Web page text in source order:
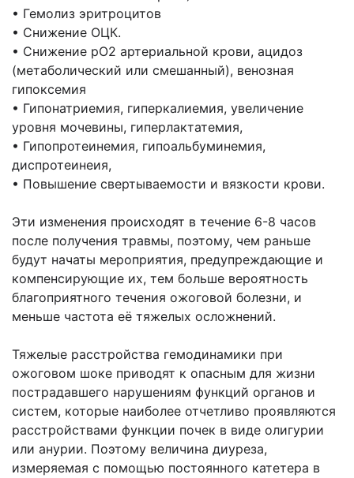
• Гемолиз эритроцитов
• Снижение ОЦК.
• Снижение рО2 артериальной крови, ацидоз
(метаболический или смешанный), венозная
гипоксемия
• Гипонатриемия, гиперкалиемия, увеличение
уровня мочевины, гиперлактатемия,
• Гипопротеинемия, гипоальбуминемия,
диспротеинеия,
• Повышение свертываемости и вязкости крови.
Эти изменения происходят в течение 6-8 часов
после получения травмы, поэтому, чем раньше
будут начаты мероприятия, предупреждающие и
компенсирующие их, тем больше вероятность
благоприятного течения ожоговой болезни, и
меньше частота её тяжелых осложнений.
Тяжелые расстройства гемодинамики при
ожоговом шоке приводят к опасным для жизни
пострадавшего нарушениям функций органов и
систем, которые наиболее отчетливо проявляются
расстройствами функции почек в виде олигурии
или анурии. Поэтому величина диуреза,
измеряемая с помощью постоянного катетера в